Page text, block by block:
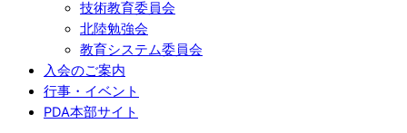
技術教育委員会
北陸勉強会
教育システム委員会
入会のご案内
行事・イベント
PDA本部サイト